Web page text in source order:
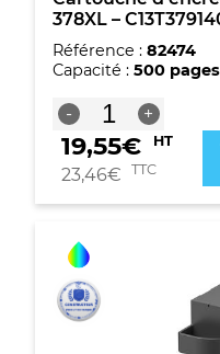
378XL –
Référence : 82474
Capacité : 500 pages
-
quantité
de
Cartouche
d'encre
originale
378XL
-
C13T37914010
+
19,55€ HT
23,46€ TTC